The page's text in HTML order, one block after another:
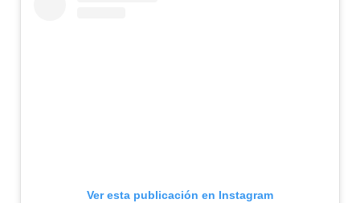
Ver esta publicación en Instagram